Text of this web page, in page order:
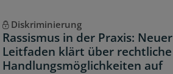
Diskriminierung
Rassismus in der Praxis: Neuer
Leitfaden klärt über rechtliche
Handlungsmöglichkeiten auf